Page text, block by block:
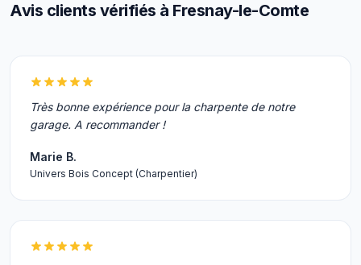
Avis clients vérifiés à Fresnay-le-Comte
Très bonne expérience pour la charpente de notre
garage. A recommander !
Marie B.
Univers Bois Concept (Charpentier)